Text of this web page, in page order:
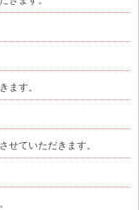
ます。
せていただきます。